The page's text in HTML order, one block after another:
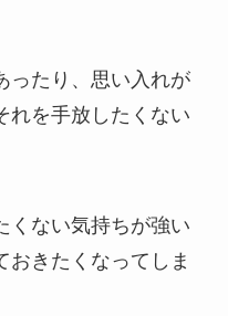
ったり、思い入れが
れを手放したくない
くない気持ちが強い
おきたくなってしま